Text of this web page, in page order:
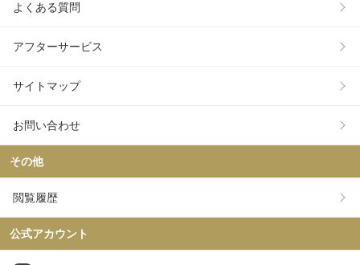
よくある質問
アフターサービス
サイトマップ
お問い合わせ
その他
閲覧履歴
公式アカウント